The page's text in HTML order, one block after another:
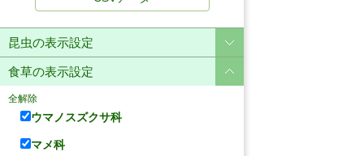
昆虫の表示設定
食草の表示設定
全解除
ウマノスズクサ科
マメ科